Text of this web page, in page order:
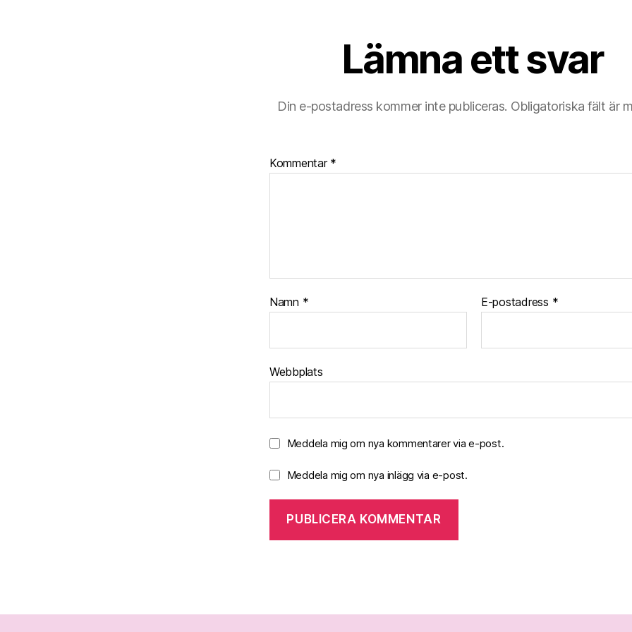
Lämna ett svar
Din e-postadress kommer inte publiceras. Obligatoriska fält är
Kommentar *
Namn * E-postadress *
Webbplats
Meddela mig om nya kommentarer via e-post.
Meddela mig om nya inlägg via e-post.